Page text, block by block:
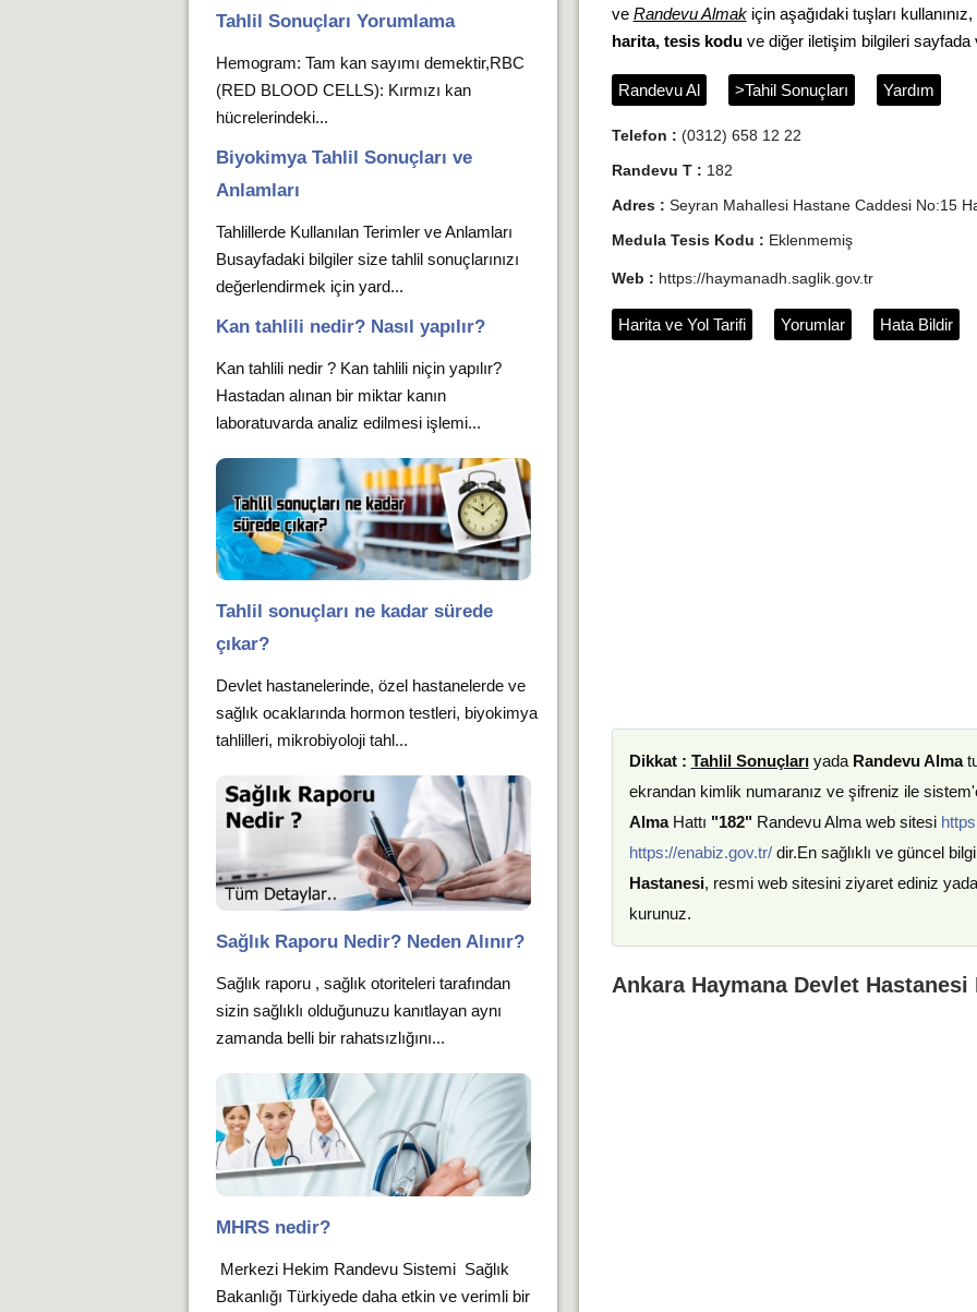
ve Randevu Almakiçin aşağıdaki tuşları
harita, tesis koduve diğer iletişim bilgileri sayfada
Randevu Al >Tahil Sonuçları Yardım
Telefon : (0312) 658 12 22
Randevu T : 182
Adres : Seyran Mahallesi Hastane Caddesi No:15
Medula Tesis Kodu : Eklenmemiş
Web : https://haymanadh.saglik.gov.tr
Harita ve Yol Tarifi Yorumlar Hata Bildir
Dikkat : Tahlil Sonuçlarıyada Randevu Alma
ekrandan kimlik numaranız ve şifreniz ile
AlmaHattı "182" Randevu Alma web sitesi
https://enabiz.gov.tr/dir.En sağlıklı ve güncel
Hastanesi, resmi web sitesini ziyaret ediniz
kurunuz.
Ankara Haymana Devlet Hastanesi
Tahlil Sonuçları Yorumlama
Hemogram: Tam kan sayımı demektir,RBC
(RED BLOOD CELLS): Kırmızı kan
hücrelerindeki...
Biyokimya Tahlil Sonuçları ve
Anlamları
Tahlillerde Kullanılan Terimler ve Anlamları
Busayfadaki bilgiler size tahlil sonuçlarınızı
değerlendirmek için yard...
Kan tahlili nedir? Nasıl yapılır?
Kan tahlili nedir ? Kan tahlili niçin yapılır?
Hastadan alınan bir miktar kanın
laboratuvarda analiz edilmesi işlemi...
Tahlil sonuçları ne kadar sürede
çıkar?
Devlet hastanelerinde, özel hastanelerde ve
sağlık ocaklarında hormon testleri, biyokimya
tahlilleri, mikrobiyoloji tahl...
Sağlık Raporu Nedir? Neden Alınır?
Sağlık raporu , sağlık otoriteleri tarafından
sizin sağlıklı olduğunuzu kanıtlayan aynı
zamanda belli bir rahatsızlığını...
MHRS nedir?
Merkezi Hekim Randevu Sistemi Sağlık
Bakanlığı Türkiyede daha etkin ve verimli bir